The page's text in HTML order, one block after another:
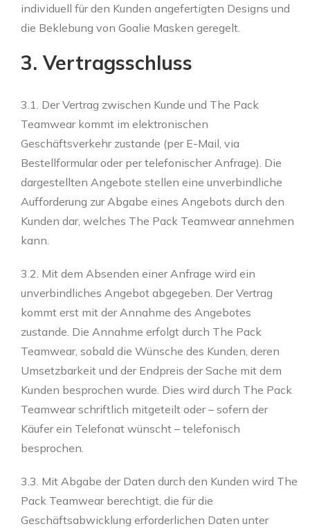
individuell für den Kunden angefertigten Designs und
die Beklebung von Goalie Masken geregelt.
3. Vertragsschluss
3.1. Der Vertrag zwischen Kunde und The Pack
Teamwear kommt im elektronischen
Geschäftsverkehr zustande (per E-Mail, via
Bestellformular oder per telefonischer Anfrage). Die
dargestellten Angebote stellen eine unverbindliche
Aufforderung zur Abgabe eines Angebots durch den
Kunden dar, welches The Pack Teamwear annehmen
kann.
3.2. Mit dem Absenden einer Anfrage wird ein
unverbindliches Angebot abgegeben. Der Vertrag
kommt erst mit der Annahme des Angebotes
zustande. Die Annahme erfolgt durch The Pack
Teamwear, sobald die Wünsche des Kunden, deren
Umsetzbarkeit und der Endpreis der Sache mit dem
Kunden besprochen wurde. Dies wird durch The Pack
Teamwear schriftlich mitgeteilt oder – sofern der
Käufer ein Telefonat wünscht – telefonisch
besprochen.
3.3. Mit Abgabe der Daten durch den Kunden wird The
Pack Teamwear berechtigt, die für die
Geschäftsabwicklung erforderlichen Daten unter